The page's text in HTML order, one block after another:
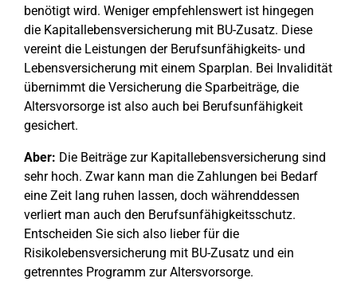
benötigt wird. Weniger empfehlenswert ist hingegen
die Kapitallebensversicherung mit BU-Zusatz. Diese
vereint die Leistungen der Berufsunfähigkeits- und
Lebensversicherung mit einem Sparplan. Bei Invalidität
übernimmt die Versicherung die Sparbeiträge, die
Altersvorsorge ist also auch bei Berufsunfähigkeit
gesichert.
Aber: Die Beiträge zur Kapitallebensversicherung sind
sehr hoch. Zwar kann man die Zahlungen bei Bedarf
eine Zeit lang ruhen lassen, doch währenddessen
verliert man auch den Berufsunfähigkeitsschutz.
Entscheiden Sie sich also lieber für die
Risikolebensversicherung mit BU-Zusatz und ein
getrenntes Programm zur Altersvorsorge.